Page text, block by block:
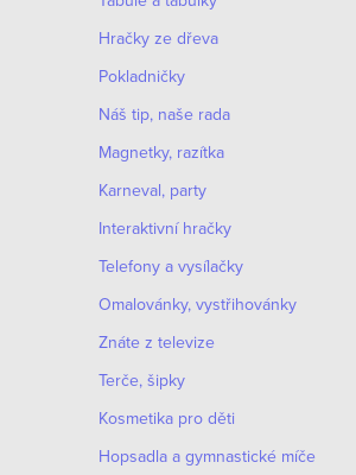
Hračky ze dřeva
Pokladničky
Náš tip, naše rada
Magnetky, razítka
Karneval, party
Interaktivní hračky
Telefony a vysílačky
Omalovánky, vystřihovánky
Znáte z televize
Terče, šipky
Kosmetika pro děti
Hopsadla a gymnastické míče